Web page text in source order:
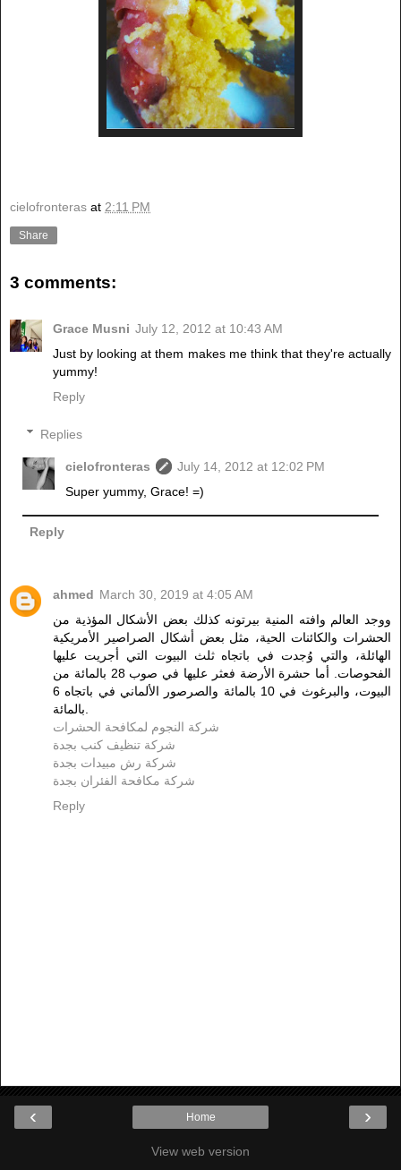
cielofronteras at 2:11 PM
Share
3 comments:
Grace Musni July 12, 2012 at 10:43 AM
Just by looking at them makes me think that they're actually
yummy!
Reply
Replies
cielofronteras
July 14, 2012 at 12:02 PM
Super yummy, Grace! =)
Reply
ahmed March 30, 2019 at 4:05 AM
ووجد العالم وافته المنية بيرتونه كذلك بعض الأشكال المؤذية من
الحشرات والكائنات الحية، مثل بعض أشكال الصراصير الأمريكية
الهائلة، والتي وُجدت في باتجاه ثلث البيوت التي أجريت عليها
الفحوصات. أما حشرة الأرضة فعثر عليها في صوب 28 بالمائة من
البيوت، والبرغوث في 10 بالمائة والصرصور الألماني في باتجاه 6
شركة النجوم لمكافحة الحشرات
شركة تنظيف كنب بجدة
شركة رش مبيدات بجدة
شركة مكافحة الفئران بجدة
Reply
‹ ›
Home
View web version